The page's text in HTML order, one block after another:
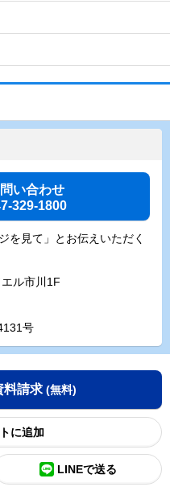
い合わせ
329-1800
を見て」とお伝えいただく
ル市川1F
号
料請求 (無料)
LINEで送る